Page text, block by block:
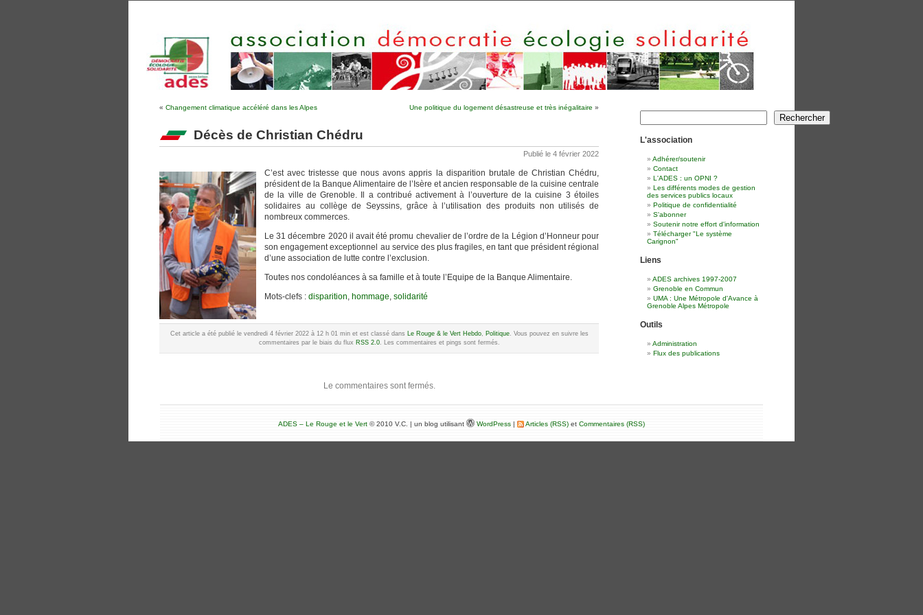
« Changement climatique accéléré dans les Alpes Une politique du logement désastreuse et très inégalitaire »
Décès de Christian Chédru
Publié le 4 février 2022
C’est avec tristesse que nous avons appris la disparition brutale de Christian Chédru,
président de la Banque Alimentaire de l’Isère et ancien responsable de la cuisine centrale
de la ville de Grenoble. Il a contribué activement à l’ouverture de la cuisine 3 étoiles
solidaires au collège de Seyssins, grâce à l’utilisation des produits non utilisés de
nombreux commerces.
Le 31 décembre 2020 il avait été promu chevalier de l’ordre de la Légion d’Honneur pour
son engagement exceptionnel au service des plus fragiles, en tant que président régional
d’une association de lutte contre l’exclusion.
Toutes nos condoléances à sa famille et à toute l’Equipe de la Banque Alimentaire.
Mots-clefs : disparition, hommage, solidarité
Cet article a été publié le vendredi 4 février 2022 à 12 h 01 min et est classé dans Le Rouge & le Vert Hebdo, Politique. Vous pouvez en suivre les
commentaires par le biais du flux RSS 2.0. Les commentaires et pings sont fermés.
Le commentaires sont fermés.
Rechercher Rechercher
L'association
Adhérer/soutenir
Contact
L'ADES : un OPNI ?
Les différents modes de gestion
des services publics locaux
Politique de confidentialité
S'abonner
Soutenir notre effort d'information
Télécharger "Le système
Carignon"
Liens
ADES archives 1997-2007
Grenoble en Commun
UMA : Une Métropole d'Avance à
Grenoble Alpes Métropole
Outils
Administration
Flux des publications
ADES – Le Rouge et le Vert © 2010 V.C. | un blog utilisant WordPress | Articles (RSS) et Commentaires (RSS)